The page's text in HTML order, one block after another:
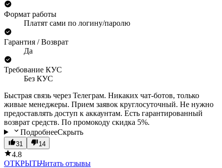
Формат работы
Платят сами по логину/паролю
Гарантия / Возврат
Да
Требование КУС
Без КУС
Быстрая связь через Телеграм. Никаких чат-ботов, только
живые менеджеры. Прием заявок круглосуточный. Не нужно
предоставлять доступ к аккаунтам. Есть гарантированный
возврат средств. По промокоду скидка 5%.
ПодробнееСкрыть
31 14
4.8
ОТКРЫТЬЧитать отзывы